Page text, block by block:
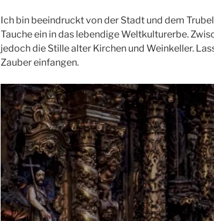
Ich bin beeindruckt von der Stadt und dem
Tauche ein in das lebendige Weltkulturerbe.
jedoch die Stille alter Kirchen und Weinkeller.
Zauber einfangen.